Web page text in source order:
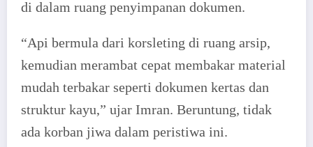
di dalam ruang penyimpanan dokumen.
“Api bermula dari korsleting di ruang arsip,
kemudian merambat cepat membakar material
mudah terbakar seperti dokumen kertas dan
struktur kayu,” ujar Imran. Beruntung, tidak
ada korban jiwa dalam peristiwa ini.